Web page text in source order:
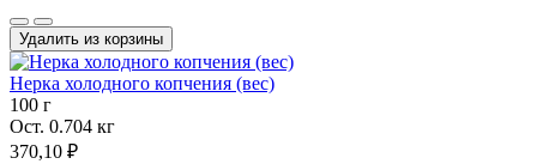
Удалить из корзины
Нерка холодного копчения (вес)
100 г
Ост. 0.704 кг
370,10 ₽